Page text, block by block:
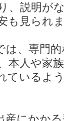
、説明が
も見られ
は、専門
本人や家
ているよ